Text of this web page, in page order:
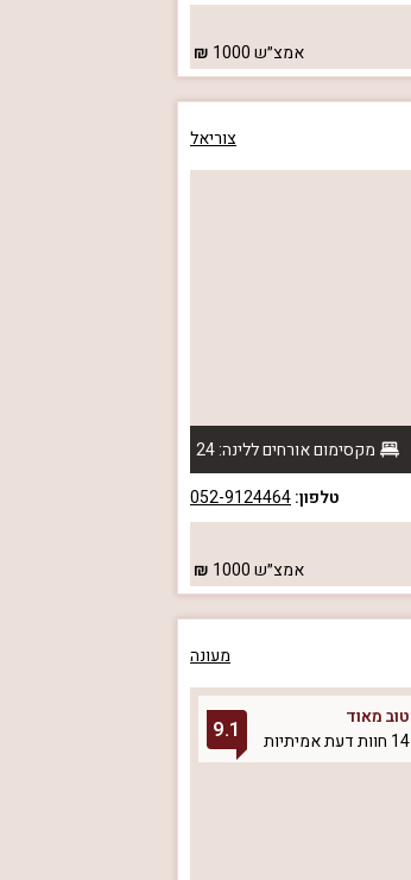
אמצ״ש1000
צוריאל
מקסימום אורחים ללינה: 24
טלפון:052-9124464
אמצ״ש1000
מעונה
טוב מאוד
14 חוות דעת אמיתיות
9.1